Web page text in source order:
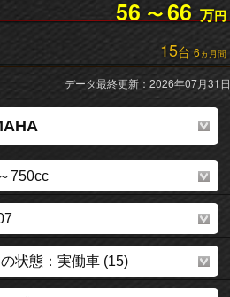
56 〜66 万円
15台 6 ヵ月間
データ最終更新：2026年07月31日